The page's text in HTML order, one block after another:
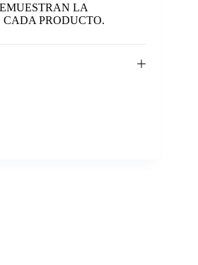
LA
PRODUCTO.